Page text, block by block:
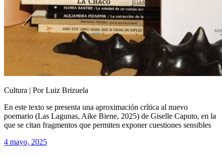
Cultura | Por Luiz Brizuela
En este texto se presenta una aproximación crítica al nuevo
poemario (Las Lagunas, Aike Biene, 2025) de Giselle Caputo, en la
que se citan fragmentos que permiten exponer cuestiones sensibles
4 mayo, 2025